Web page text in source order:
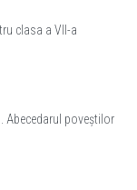
clasa a VII-a
Abecedarul poveștilor